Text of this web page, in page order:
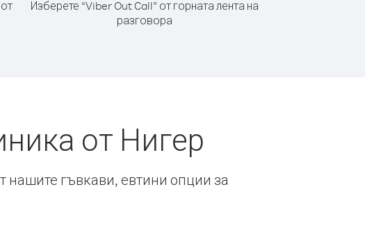
Изберете “Viber Out Call” от горната лента на
разговора
от Нигер
нашите гъвкави, евтини опции за